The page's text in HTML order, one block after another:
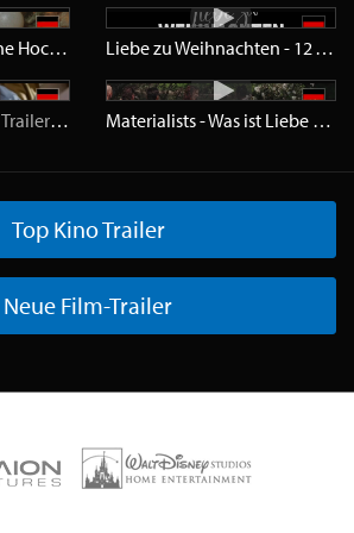
Marry Christmas - Eine Hochzeit kommt selten allein Trailer HDLiebe zu Weihnachten - 12 Tage um sich zu verlieben
TrailerHD Materialists - Was ist Liebe wert
Top Kino Trailer
Neue Film-Trailer